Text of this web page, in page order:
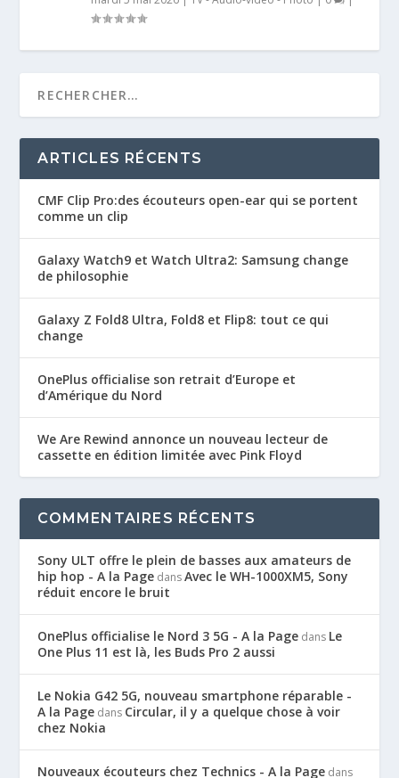
ARTICLES RÉCENTS
CMF Clip Pro:des écouteurs open-ear qui se portent
comme un clip
Galaxy Watch9 et Watch Ultra2: Samsung change
de philosophie
Galaxy Z Fold8 Ultra, Fold8 et Flip8: tout ce qui
change
OnePlus officialise son retrait d’Europe et
d’Amérique du Nord
We Are Rewind annonce un nouveau lecteur de
cassette en édition limitée avec Pink Floyd
COMMENTAIRES RÉCENTS
Sony ULT offre le plein de basses aux amateurs de
hip hop - A la Page dansAvec le WH-1000XM5, Sony
réduit encore le bruit
OnePlus officialise le Nord 3 5G - A la Page dans Le
One Plus 11 est là, les Buds Pro 2 aussi
Le Nokia G42 5G, nouveau smartphone réparable -
A la Page dans Circular, il y a quelque chose à voir
chez Nokia
Nouveaux écouteurs chez Technics - A la Page dans